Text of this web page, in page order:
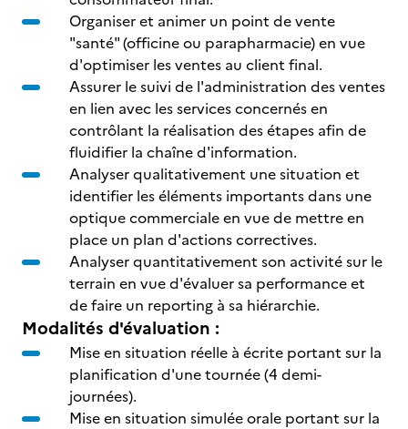
Organiser et animer un point de vente
"santé" (officine ou parapharmacie) en vue
d'optimiser les ventes au client final.
Assurer le suivi de l'administration des ventes
en lien avec les services concernés en
contrôlant la réalisation des étapes afin de
fluidifier la chaîne d'information.
Analyser qualitativement une situation et
identifier les éléments importants dans une
optique commerciale en vue de mettre en
place un plan d'actions correctives.
Analyser quantitativement son activité sur le
terrain en vue d'évaluer sa performance et
de faire un reporting à sa hiérarchie.
Modalités d'évaluation :
Mise en situation réelle à écrite portant sur la
planification d'une tournée (4 demi-
journées).
Mise en situation simulée orale portant sur la